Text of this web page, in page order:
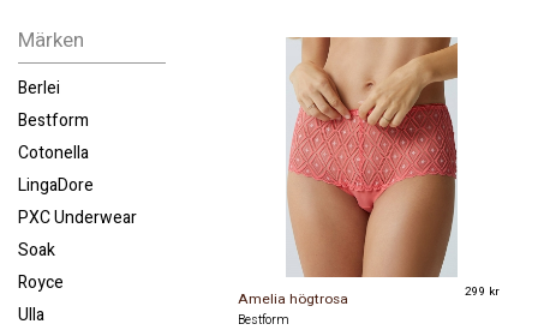
Märken
Berlei
Bestform
Cotonella
LingaDore
PXC Underwear
Soak
Royce
Ulla
Amelia högtrosa 299 kr
Bestform